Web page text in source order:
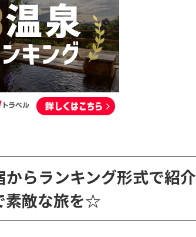
らランキング形式で紹介
素敵な旅を☆